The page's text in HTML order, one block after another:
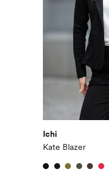
Ichi
Kate Blazer